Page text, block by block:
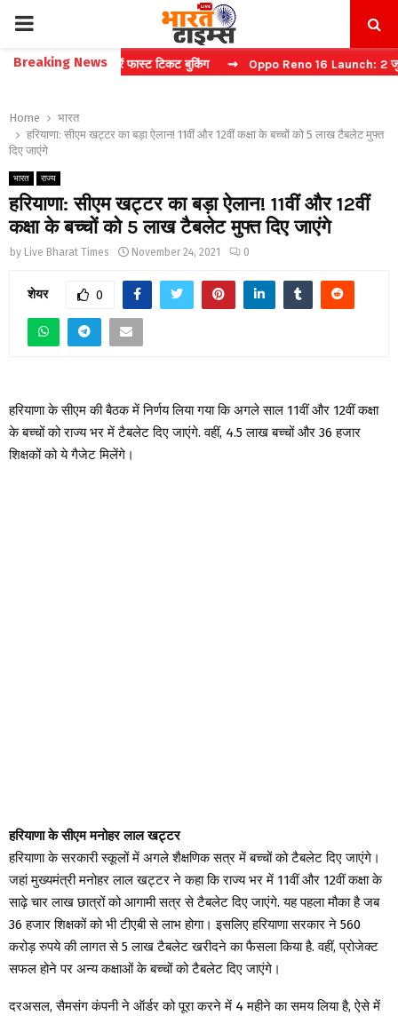
PRIMARY
MENU
Breaking News
बिना कैप्चा करें फास्ट टिकट बुकिंग ⇝ Oppo Reno 16 Launch: 2 जुलाई को
Home
भारत
हरियाणा: सीएम खट्टर का बड़ा ऐलान! 11वीं और 12वीं कक्षा के बच्चों को 5 लाख टैबलेट मुफ्त
दिए जाएंगे
भारत राज्य
हरियाणा: सीएम खट्टर का बड़ा ऐलान! 11वीं और 12वीं
कक्षा के बच्चों को 5 लाख टैबलेट मुफ्त दिए जाएंगे
by Live Bharat Times November 24, 2021 0
शेयर 0
हरियाणा के सीएम की बैठक में निर्णय लिया गया कि अगले साल 11वीं और 12वीं कक्षा
के बच्चों को राज्य भर में टैबलेट दिए जाएंगे. वहीं, 4.5 लाख बच्चों और 36 हजार
शिक्षकों को ये गैजेट मिलेंगे।
हरियाणा के सीएम मनोहर लाल खट्टर
हरियाणा के सरकारी स्कूलों में अगले शैक्षणिक सत्र में बच्चों को टैबलेट दिए जाएंगे।
जहां मुख्यमंत्री मनोहर लाल खट्टर ने कहा कि राज्य भर में 11वीं और 12वीं कक्षा के
साढ़े चार लाख छात्रों को आगामी सत्र से टैबलेट दिए जाएंगे. यह पहला मौका है जब
36 हजार शिक्षकों को भी टीएबी से लाभ होगा। इसलिए हरियाणा सरकार ने 560
करोड़ रुपये की लागत से 5 लाख टैबलेट खरीदने का फैसला किया है. वहीं, प्रोजेक्ट
सफल होने पर अन्य कक्षाओं के बच्चों को टैबलेट दिए जाएंगे।
दरअसल, सैमसंग कंपनी ने ऑर्डर को पूरा करने में 4 महीने का समय लिया है, ऐसे में